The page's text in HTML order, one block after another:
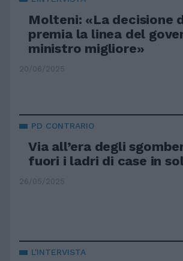
Molteni: «La decisione
premia la linea del
ministro migliore»
20/06/2025
PD CONTRARIO
Via all’era degli
fuori i ladri di case in
26/05/2025
L'INTERVISTA